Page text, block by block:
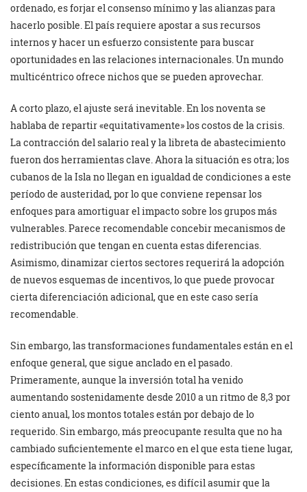
ordenado, es forjar el consenso mínimo y las alianzas para
hacerlo posible. El país requiere apostar a sus recursos
internos y hacer un esfuerzo consistente para buscar
oportunidades en las relaciones internacionales. Un mundo
multicéntrico ofrece nichos que se pueden aprovechar.
A corto plazo, el ajuste será inevitable. En los noventa se
hablaba de repartir «equitativamente» los costos de la crisis.
La contracción del salario real y la libreta de abastecimiento
fueron dos herramientas clave. Ahora la situación es otra; los
cubanos de la Isla no llegan en igualdad de condiciones a este
período de austeridad, por lo que conviene repensar los
enfoques para amortiguar el impacto sobre los grupos más
vulnerables. Parece recomendable concebir mecanismos de
redistribución que tengan en cuenta estas diferencias.
Asimismo, dinamizar ciertos sectores requerirá la adopción
de nuevos esquemas de incentivos, lo que puede provocar
cierta diferenciación adicional, que en este caso sería
recomendable.
Sin embargo, las transformaciones fundamentales están en el
enfoque general, que sigue anclado en el pasado.
Primeramente, aunque la inversión total ha venido
aumentando sostenidamente desde 2010 a un ritmo de 8,3 por
ciento anual, los montos totales están por debajo de lo
requerido. Sin embargo, más preocupante resulta que no ha
cambiado suficientemente el marco en el que esta tiene lugar,
específicamente la información disponible para estas
decisiones. En estas condiciones, es difícil asumir que la